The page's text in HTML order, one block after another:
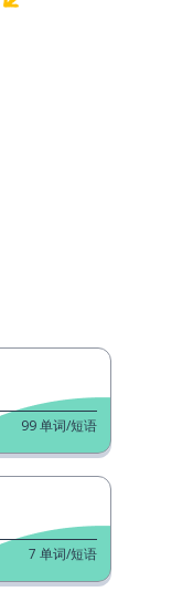
99单词/短语
7 单词/短语